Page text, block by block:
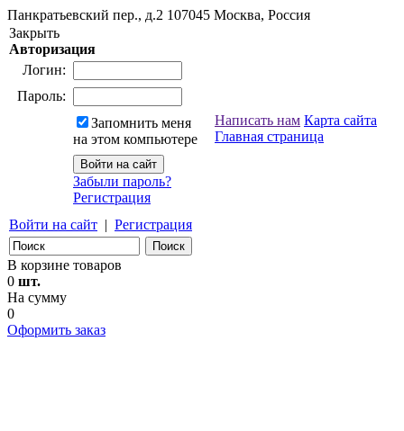
Панкратьевский пер., д.2 107045 Москва, Россия
Закрыть
Авторизация
Логин:
Пароль:
Запомнить меня
на этом компьютере
Забыли пароль?
Регистрация
Войти на сайт | Регистрация
Написать нам Карта сайта
Главная страница
В корзине товаров
0 шт.
На сумму
0
Оформить заказ